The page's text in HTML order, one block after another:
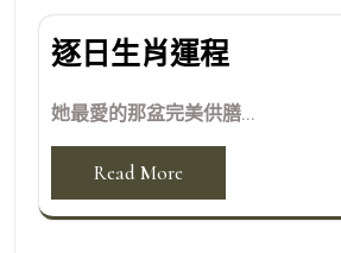
逐日生肖運程
她最愛的那盆完美供膳...
Read More